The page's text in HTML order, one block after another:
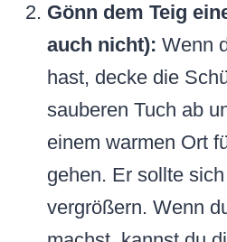
Gönn dem Teig
auch nicht): Wenn
hast, decke die
sauberen Tuch ab
einem warmen Ort
gehen. Er sollte
vergrößern. Wenn